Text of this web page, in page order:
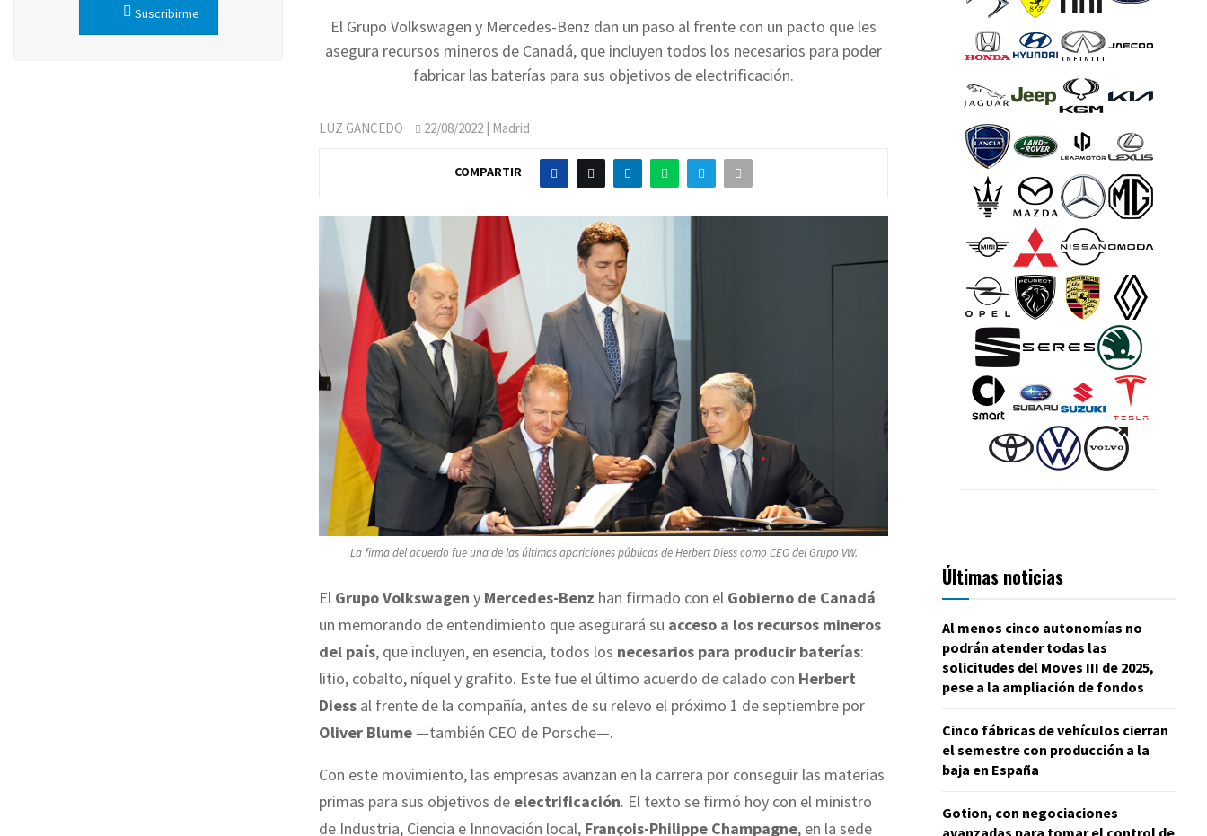
El Grupo Volkswagen y Mercedes-Benz dan un paso al frente con un pacto que les
asegura recursos mineros de Canadá, que incluyen todos los necesarios para poder
fabricar las baterías para sus objetivos de electrificación.
LUZ GANCEDO 22/08/2022 | Madrid
COMPARTIR
La firma del acuerdo fue una de las últimas apariciones públicas de Herbert Diess como CEO del Grupo VW.
El Grupo Volkswagen y Mercedes-Benz han firmado con el Gobierno de Canadá
un memorando de entendimiento que asegurará su acceso a los recursos mineros
del país, que incluyen, en esencia, todos los necesarios para producir baterías:
litio, cobalto, níquel y grafito. Este fue el último acuerdo de calado con Herbert
Diess al frente de la compañía, antes de su relevo el próximo 1 de septiembre por
Oliver Blume —también CEO de Porsche—.
Con este movimiento, las empresas avanzan en la carrera por conseguir las materias
primas para sus objetivos de electrificación. El texto se firmó hoy con el ministro
de Industria, Ciencia e Innovación local, François-Philippe Champagne, en la sede
Suscribirme
Últimas noticias
Al menos cinco autonomías no
podrán atender todas las
solicitudes del Moves III de 2025,
pese a la ampliación de fondos
Cinco fábricas de vehículos cierran
el semestre con producción a la
baja en España
Gotion, con negociaciones
avanzadas para tomar el control de